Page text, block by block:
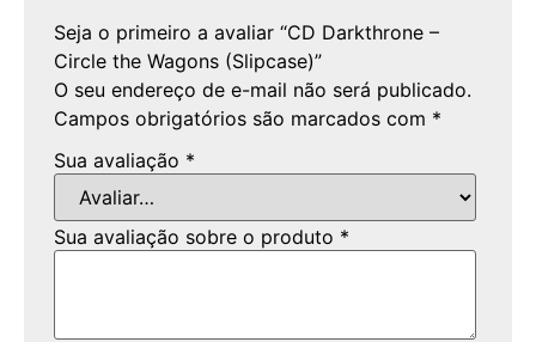
Seja o primeiro a avaliar “CD Darkthrone –
Circle the Wagons (Slipcase)”
O seu endereço de e-mail não será publicado.
Campos obrigatórios são marcados com *
Sua avaliação *
Sua avaliação sobre o produto *